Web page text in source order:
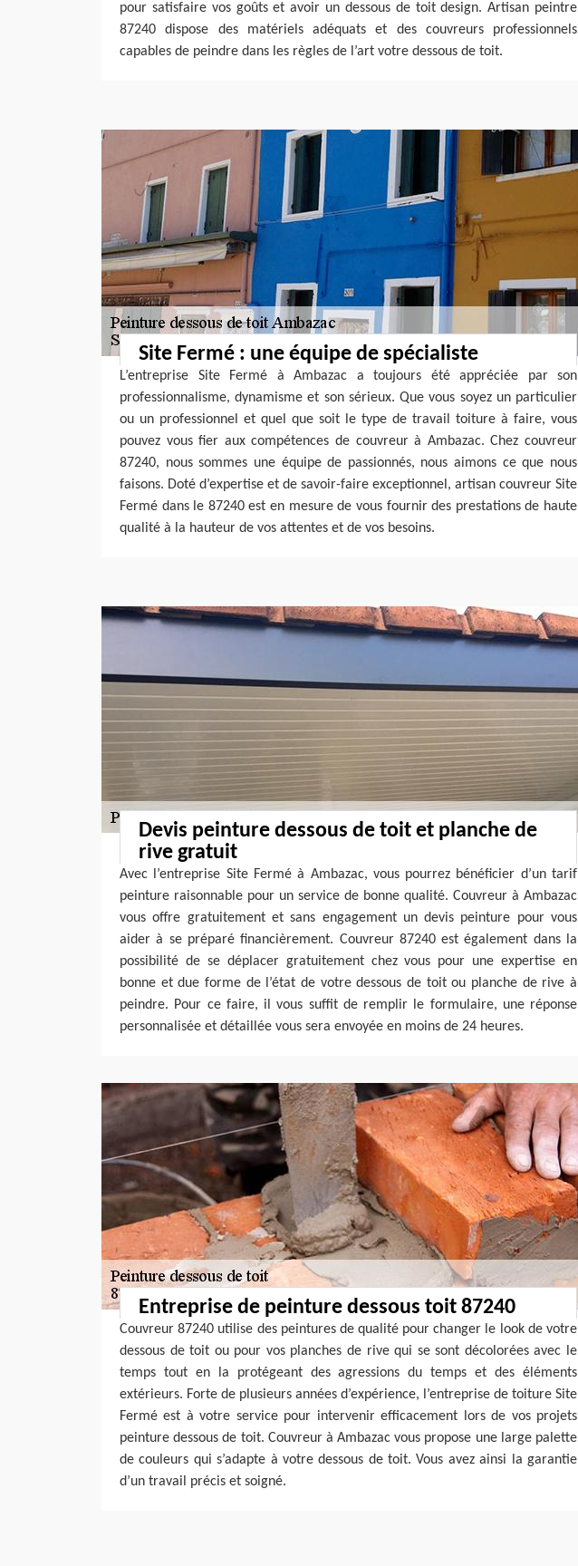
pour satisfaire vos goûts et avoir un dessous de toit design. Artisan peintre
87240 dispose des matériels adéquats et des couvreurs professionnels
capables de peindre dans les règles de l’art votre dessous de toit.
Site Fermé : une équipe de spécialiste
L’entreprise Site Fermé à Ambazac a toujours été appréciée par son
professionnalisme, dynamisme et son sérieux. Que vous soyez un particulier
ou un professionnel et quel que soit le type de travail toiture à faire, vous
pouvez vous fier aux compétences de couvreur à Ambazac. Chez couvreur
87240, nous sommes une équipe de passionnés, nous aimons ce que nous
faisons. Doté d’expertise et de savoir-faire exceptionnel, artisan couvreur Site
Fermé dans le 87240 est en mesure de vous fournir des prestations de haute
qualité à la hauteur de vos attentes et de vos besoins.
Devis peinture dessous de toit et planche de
rive gratuit
Avec l’entreprise Site Fermé à Ambazac, vous pourrez bénéficier d’un tarif
peinture raisonnable pour un service de bonne qualité. Couvreur à Ambazac
vous offre gratuitement et sans engagement un devis peinture pour vous
aider à se préparé financièrement. Couvreur 87240 est également dans la
possibilité de se déplacer gratuitement chez vous pour une expertise en
bonne et due forme de l’état de votre dessous de toit ou planche de rive à
peindre. Pour ce faire, il vous suffit de remplir le formulaire, une réponse
personnalisée et détaillée vous sera envoyée en moins de 24 heures.
Entreprise de peinture dessous toit 87240
Couvreur 87240 utilise des peintures de qualité pour changer le look de votre
dessous de toit ou pour vos planches de rive qui se sont décolorées avec le
temps tout en la protégeant des agressions du temps et des éléments
extérieurs. Forte de plusieurs années d’expérience, l’entreprise de toiture Site
Fermé est à votre service pour intervenir efficacement lors de vos projets
peinture dessous de toit. Couvreur à Ambazac vous propose une large palette
de couleurs qui s’adapte à votre dessous de toit. Vous avez ainsi la garantie
d’un travail précis et soigné.